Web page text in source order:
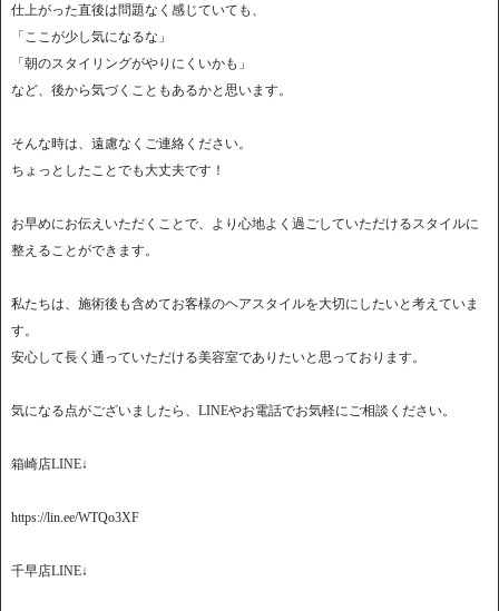
仕上がった直後は問題なく感じていても、
「ここが少し気になるな」
「朝のスタイリングがやりにくいかも」
など、後から気づくこともあるかと思います。
そんな時は、遠慮なくご連絡ください。
ちょっとしたことでも大丈夫です！
お早めにお伝えいただくことで、より心地よく過ごしていただけるスタイルに
整えることができます。
私たちは、施術後も含めてお客様のヘアスタイルを大切にしたいと考えていま
す。
安心して長く通っていただける美容室でありたいと思っております。
気になる点がございましたら、LINEやお電話でお気軽にご相談ください。
箱崎店LINE↓
https://lin.ee/WTQo3XF
千早店LINE↓